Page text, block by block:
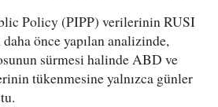
Policy (PIPP) verilerinin RUSI
önce yapılan analizinde,
sürmesi halinde ABD ve
tükenmesine yalnızca günler